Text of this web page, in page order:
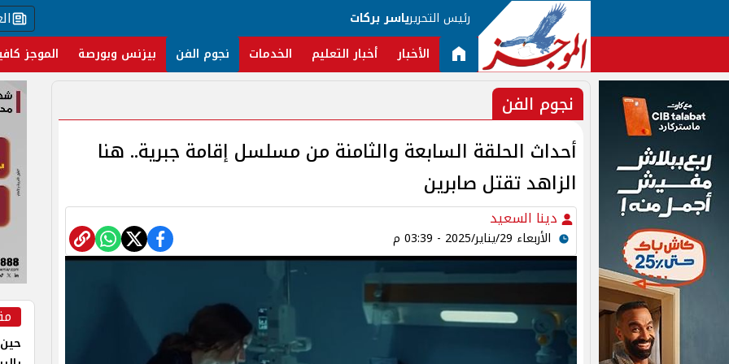
رئيس التحريرياسر بركات
الأخبار أخبار التعليم الخدمات نجوم الفن بيزنس وبورصة الموجز
نجوم الفن
أحداث الحلقة السابعة والثامنة من مسلسل إقامة جبرية.. هنا
الزاهد تقتل صابرين
دينا السعيد
الأربعاء 29/يناير/2025 - 03:39 م